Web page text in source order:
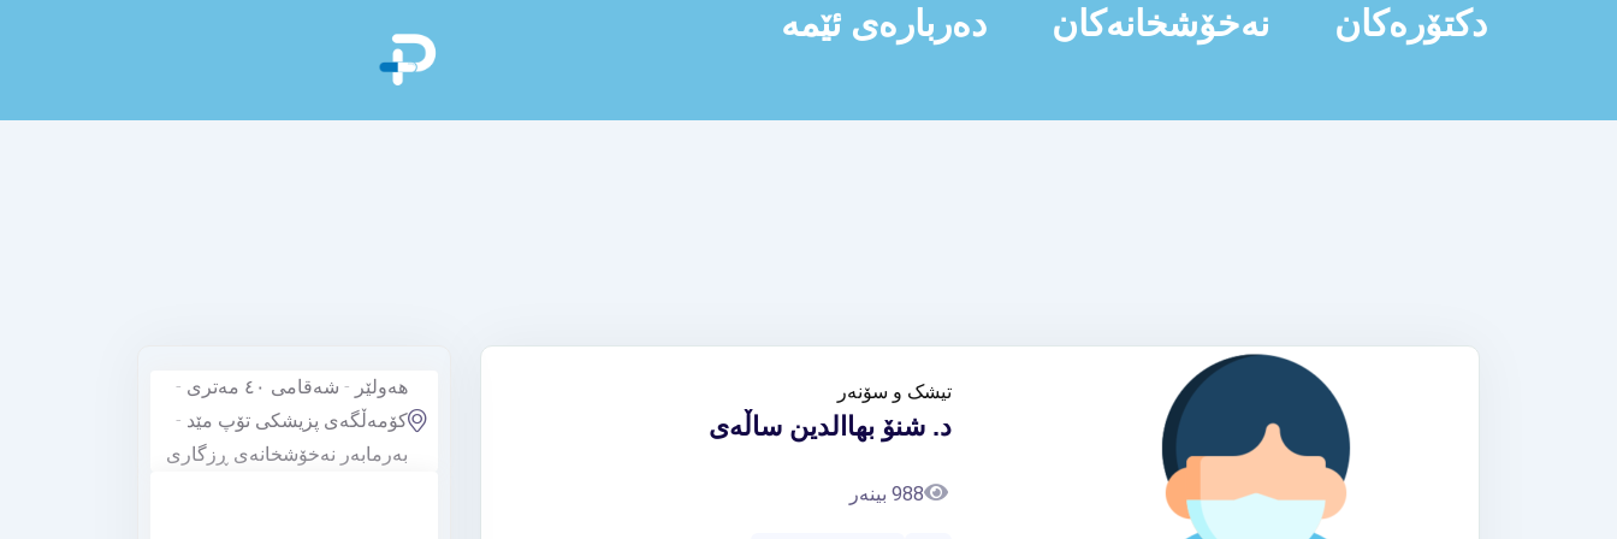
دکتۆرەکان نەخۆشخانەکان دەربارەی ئێمە
تیشک و سۆنەر
د. شنۆ بهاالدین ساڵەی
988 بینەر
هەولێر - شەقامی ٤٠ مەتری -
کۆمەڵگەی پزیشکی تۆپ مێد -
بەرمابەر نەخۆشخانەی ڕزگاری